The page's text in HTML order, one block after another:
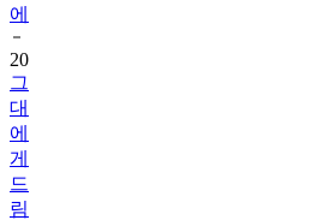
에
20
그
대
에
게
드
림